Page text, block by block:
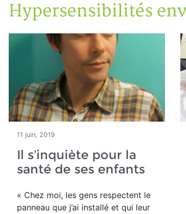
Accueil
Articles
Maisons saines
Hypersensibilités environnementales
Hypersensibilités
11 juin, 2019
Il s’inquiète pour la
santé de ses enfants
« Chez moi, les gens respectent le
panneau que j’ai installé et qui leur